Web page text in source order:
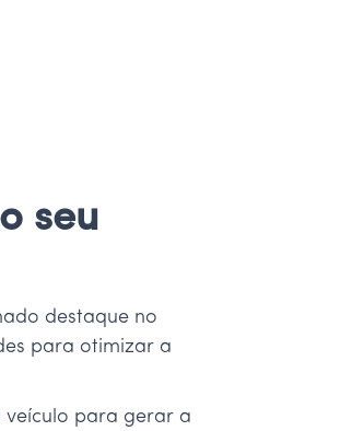
seu
destaque no
para otimizar a
veículo para gerar a